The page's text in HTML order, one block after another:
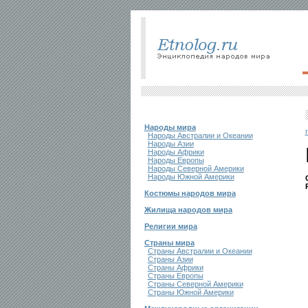
Народы мира
Народы Австралии и Океании
Народы Азии
Народы Африки
Народы Европы
Народы Северной Америки
Народы Южной Америки
Костюмы народов мира
Жилища народов мира
Религии мира
Страны мира
Страны Австралии и Океании
Страны Азии
Страны Африки
Страны Европы
Страны Северной Америки
Страны Южной Америки